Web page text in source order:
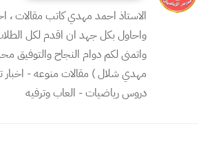
الاستاذ احمد مهدي كاتب مقالات ،
واحاول بكل جهد ان اقدم لكل
واتمنى لكم دوام النجاح والتوفيق
مهدي شلال ) مقالات منوعه - اخبار
دروس رياضيات - العاب وترفيه